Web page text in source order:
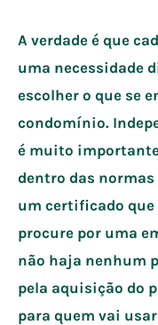
A verdade é que
uma necessidade
escolher o que se
condomínio.
é muito
dentro das normas
um certificado que
procure por uma
não haja nenhum
pela aquisição do
para quem vai